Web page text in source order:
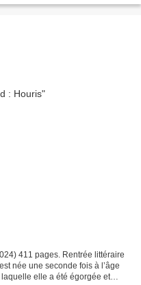
411 pages. Rentrée littéraire
née une seconde fois à l’âge
elle a été égorgée et